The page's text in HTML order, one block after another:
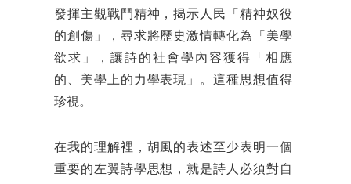
發揮主觀戰鬥精神，揭示人民「精神奴役
的創傷」，尋求將歷史激情轉化為「美學
欲求」，讓詩的社會學內容獲得「相應
的、美學上的力學表現」。這種思想值得
珍視。
在我的理解裡，胡風的表述至少表明一個
重要的左翼詩學思想，就是詩人必須對自